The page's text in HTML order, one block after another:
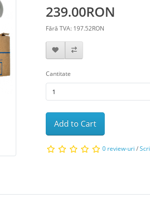
239.00RON
Fără TVA: 197.52RON
Cantitate
Add to Cart
0 review-uri /